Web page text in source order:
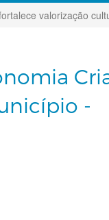
valorização
-